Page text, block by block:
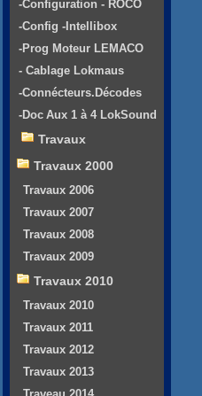
-Configuration - ROCO
-Config -Intellibox
-Prog Moteur LEMACO
- Cablage Lokmaus
-Connécteurs.Décodes
-Doc Aux 1 à 4 LokSound
Travaux
Travaux 2000
Travaux 2006
Travaux 2007
Travaux 2008
Travaux 2009
Travaux 2010
Travaux 2010
Travaux 2011
Travaux 2012
Travaux 2013